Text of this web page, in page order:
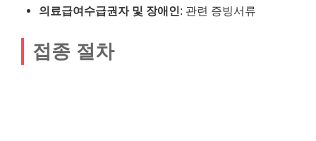
의료급여수급권자 및 장애인: 관련 증빙서류
접종 절차